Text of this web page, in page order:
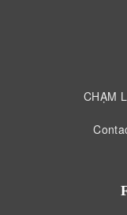
CHẠM